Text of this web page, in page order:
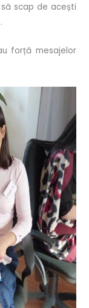
scap de acești
forță mesajelor